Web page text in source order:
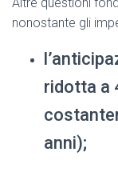
nonostante gli
ridotta a
anni);